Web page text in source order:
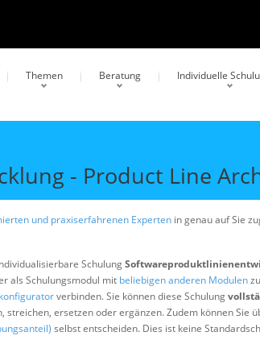
Themen Beratung Individuelle
- Product Line
und praxiserfahrenen Experten in genau auf Sie
Schulung
als Schulungsmodul mit beliebigen anderen Modulen
verbinden. Sie können diese Schulung
streichen, ersetzen oder ergänzen. Zudem können Sie
selbst entscheiden. Dies ist keine